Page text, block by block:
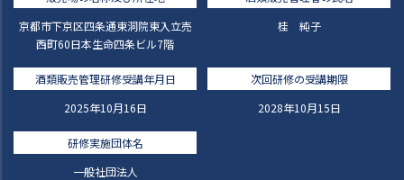
京都市下京区四条通東洞院東入立売
西町60日本生命四条ビル7階
桂 純子
酒類販売管理研修受講年月日
2025年10月16日
次回研修の受講期限
2028年10月15日
研修実施団体名
一般社団法人